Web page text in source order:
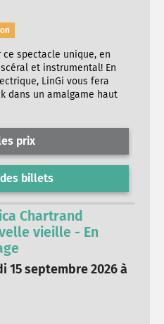
spectacle unique, en
et instrumental! En
LinGi vous fera
dans un amalgame haut
prix
billets
Chartrand
vieille - En
15 septembre 2026 à